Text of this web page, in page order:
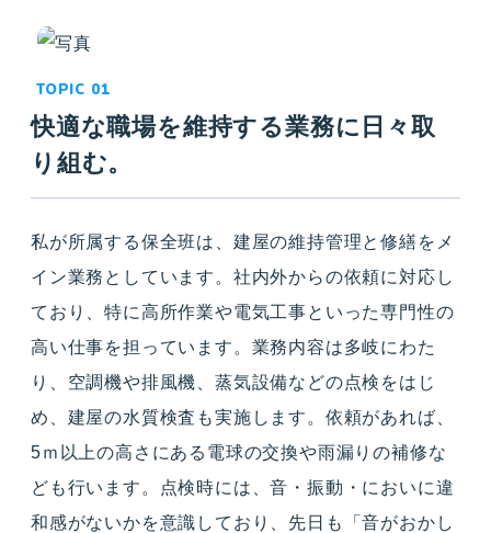
快適な職場を維持する業務に日々取
り組む。
私が所属する保全班は、建屋の維持管理と修繕をメ
イン業務としています。社内外からの依頼に対応し
ており、特に高所作業や電気工事といった専門性の
高い仕事を担っています。業務内容は多岐にわた
り、空調機や排風機、蒸気設備などの点検をはじ
め、建屋の水質検査も実施します。依頼があれば、
5ｍ以上の高さにある電球の交換や雨漏りの補修な
ども行います。点検時には、音・振動・においに違
和感がないかを意識しており、先日も「音がおかし